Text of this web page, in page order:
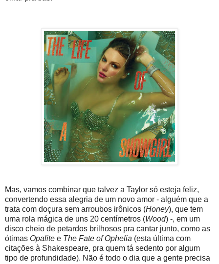
Mas, vamos combinar que talvez a Taylor só esteja feliz,
convertendo essa alegria de um novo amor - alguém que a
trata com doçura sem arroubos irônicos (Honey), que tem
uma rola mágica de uns 20 centímetros (Wood) -, em um
disco cheio de petardos brilhosos pra cantar junto, como as
ótimas Opalite e The Fate of Ophelia (esta última com
citações à Shakespeare, pra quem tá sedento por algum
tipo de profundidade). Não é todo o dia que a gente precisa